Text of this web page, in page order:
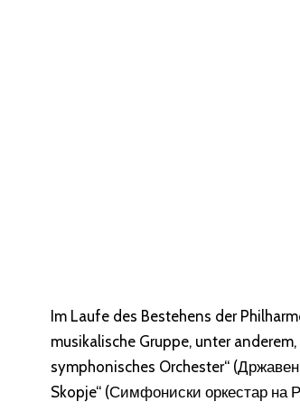
Im Laufe des Bestehens der
musikalische Gruppe, unter
symphonisches Orchester“
Skopje“ (Симфониски оркестар на